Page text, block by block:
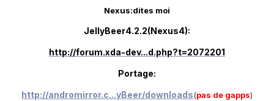
Nexus:dites moi
JellyBeer4.2.2(Nexus4):
http://forum.xda-dev...d.php?t=2072201
Portage:
http://andromirror.c...yBeer/downloads(pas de gapps)